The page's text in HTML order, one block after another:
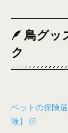
鳥グッ
ク
ペットの保険
険】